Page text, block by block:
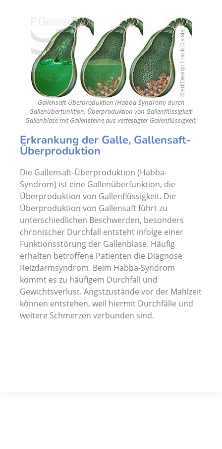
Gallensaft-Überproduktion (Habba-Syndrom) durch
Gallenüberfunktion, Überproduktion von Gallenflüssigkeit;
Gallenblase mit Gallensteine aus verfestigter Gallenflüssigkeit.
Erkrankung der Galle, Gallensaft-
Überproduktion
Die Gallensaft-Überproduktion (Habba-
Syndrom) ist eine Gallenüberfunktion, die
Überproduktion von Gallenflüssigkeit. Die
Überproduktion von Gallensaft führt zu
unterschiedlichen Beschwerden, besonders
chronischer Durchfall entsteht infolge einer
Funktionsstörung der Gallenblase. Häufig
erhalten betroffene Patienten die Diagnose
Reizdarmsyndrom. Beim Habba-Syndrom
kommt es zu häufigem Durchfall und
Gewichtsverlust. Angstzustände vor der Mahlzeit
können entstehen, weil hiermit Durchfälle und
weitere Schmerzen verbunden sind.